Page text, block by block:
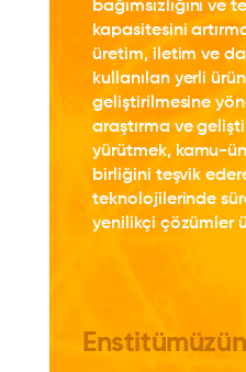
bağımsızlığını ve
kapasitesini
üretim, iletim ve
kullanılan yerli
geliştirilmesine
araştırma ve
yürütmek, kamu-
birliğini teşvik
teknolojilerinde
yenilikçi çözümler